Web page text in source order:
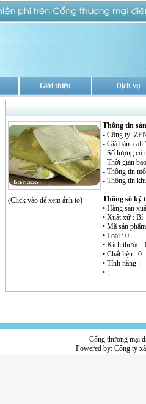
Giới thiệu Dịch vụ
(Click vào để xem ảnh to)
Thông tin
- Công ty:
- Giá bán:
- Số lượng có
- Thời gian
- Thông tin
- Thông tin
Thông số kỹ
• Hãng sản
• Xuất xứ : Bỉ
• Mã sản
• Loại : 0
• Kích thước :
• Chất liệu : 0
• Tính năng :
• :
Cổng thương mại
Powered by: Công ty